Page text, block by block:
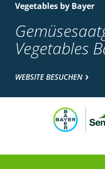
Vegetables by Bayer
Vegetables
WEBSITE BESUCHEN